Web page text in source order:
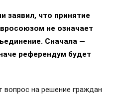
заявил, что принятие
не означает
Сначала —
референдум будет
на решение граждан